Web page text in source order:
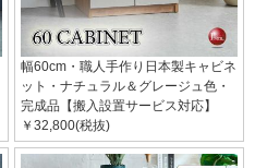
幅60cm・職人手作り日本製キャビネ
ット・ナチュラル＆グレージュ色・
完成品【搬入設置サービス対応】
￥32,800(税抜)